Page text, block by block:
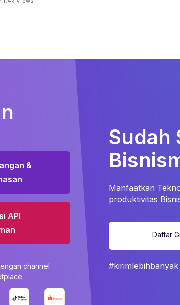
&
API
channel
Sudah
Manfaatkan
produktivitas
Daftar